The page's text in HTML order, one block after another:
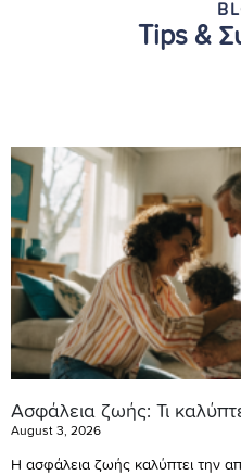
Tips &
Ασφάλεια ζωής: Τι
August 3, 2026
Η ασφάλεια ζωής καλύπτει την